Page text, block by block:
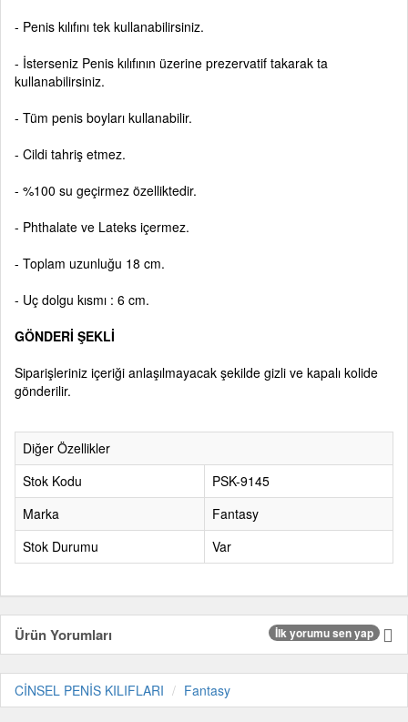
- Penis kılıfını tek kullanabilirsiniz.
- İsterseniz Penis kılıfının üzerine prezervatif takarak ta
kullanabilirsiniz.
- Tüm penis boyları kullanabilir.
- Cildi tahriş etmez.
- %100 su geçirmez özelliktedir.
- Phthalate ve Lateks içermez.
- Toplam uzunluğu 18 cm.
- Uç dolgu kısmı : 6 cm.
GÖNDERİ ŞEKLİ
Siparişleriniz içeriği anlaşılmayacak şekilde gizli ve kapalı kolide
gönderilir.
Diğer Özellikler
Stok Kodu
PSK-9145
Marka
Fantasy
Stok Durumu
Var
Ürün Yorumları İlk yorumu sen yap
CİNSEL PENİS KILIFLARI Fantasy